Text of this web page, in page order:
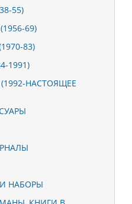
55)
69)
83)
1991)
НАСТОЯЩЕЕ
НАБОРЫ